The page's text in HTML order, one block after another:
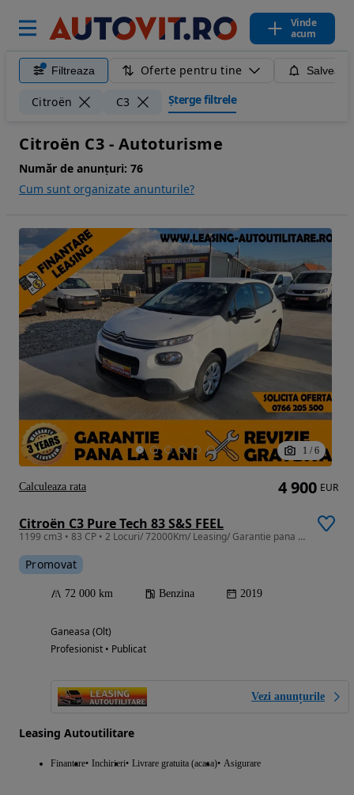
Vinde
acum
Filtreaza Oferte pentru tine
Citroën C3 Șterge filtrele
Citroën C3 - Autoturisme
Număr de anunțuri: 76
Cum sunt organizate anunturile?
1 / 6
Citroën C3 Pure Tech 83 S&S FEEL
1199 cm3 • 83 CP • 2 Locuri/ 72000Km/ Leasing/ Garantie pana la 3ani fara limita Km
Promovat
72 000 km Benzina 2019
Ganeasa (Olt)
Profesionist • Publicat
Vezi anunțurile
Leasing Autoutilitare
Finantare Inchirieri Livrare gratuita (acasa) Asigurare
4 900 EUR
Calculeaza rata